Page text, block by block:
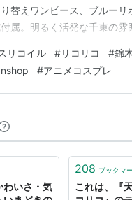
替えワンピース、ブルー
付属。明るく活発な千束の雰
ャケット、グレーラインワ
ンプルバックルベル…
リコイル #リコリコ #錦
#アニメコスプレ
わいさ・気
208 ブックマ
これは、『